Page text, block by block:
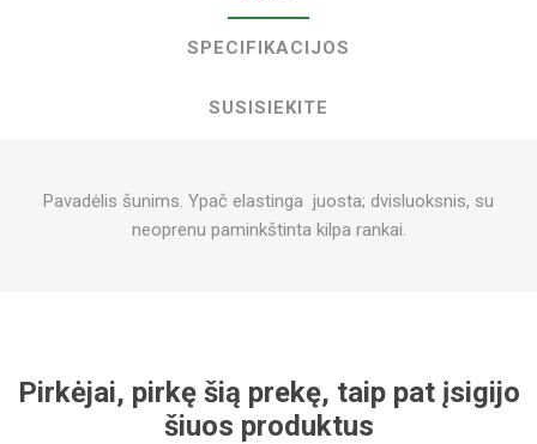
SPECIFIKACIJOS
SUSISIEKITE
Pavadėlis šunims. Ypač elastinga juosta; dvisluoksnis, su
neoprenu paminkštinta kilpa rankai.
Pirkėjai, pirkę šią prekę, taip pat įsigijo
šiuos produktus